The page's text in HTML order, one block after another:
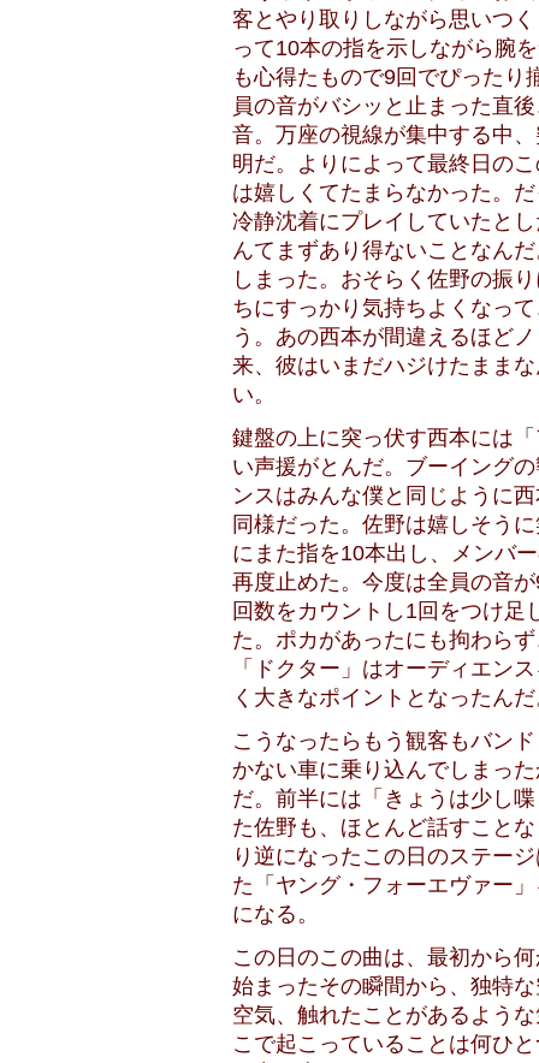
客とやり取りしながら思いつ
って10本の指を示しながら腕
も心得たもので9回でぴった
員の音がバシッと止まった直
音。万座の視線が集中する中
明だ。よりによって最終日の
は嬉しくてたまらなかった。
冷静沈着にプレイしていたと
んてまずあり得ないことなん
しまった。おそらく佐野の振
ちにすっかり気持ちよくなっ
う。あの西本が間違えるほど
来、彼はいまだハジけたまま
い。
鍵盤の上に突っ伏す西本には
い声援がとんだ。ブーイング
ンスはみんな僕と同じように
同様だった。佐野は嬉しそう
にまた指を10本出し、メンバ
再度止めた。今度は全員の音
回数をカウントし1回をつけ足
た。ポカがあったにも拘わら
「ドクター」はオーディエン
く大きなポイントとなったん
こうなったらもう観客もバン
かない車に乗り込んでしまっ
だ。前半には「きょうは少し
た佐野も、ほとんど話すこと
り逆になったこの日のステー
た「ヤング・フォーエヴァー
になる。
この日のこの曲は、最初から
始まったその瞬間から、独特
空気、触れたことがあるよう
こで起こっていることは何ひ